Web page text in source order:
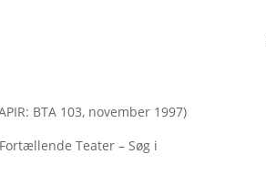
BTA 103, november 1997)
Teater – Søg i